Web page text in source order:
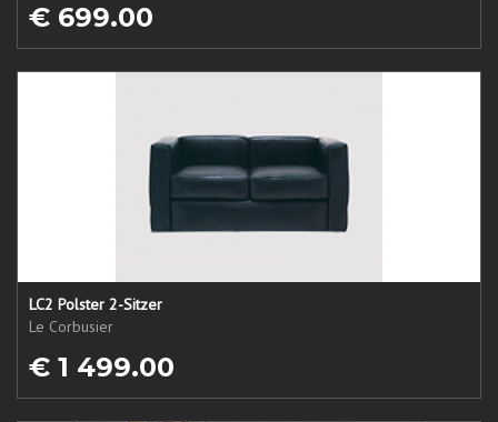
€ 699.00
LC2 Polster 2-Sitzer
Le Corbusier
€ 1 499.00